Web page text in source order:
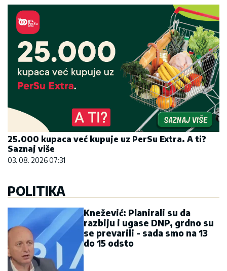
25.000 kupaca već kupuje uz PerSu Extra. A ti?
Saznaj više
03. 08. 2026 07:31
POLITIKA
Knežević: Planirali su da
razbiju i ugase DNP, grdno su
se prevarili - sada smo na 13
do 15 odsto